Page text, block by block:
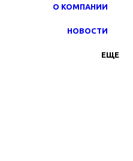
О КОМПАНИИ
НОВОСТИ
ЕЩЕ